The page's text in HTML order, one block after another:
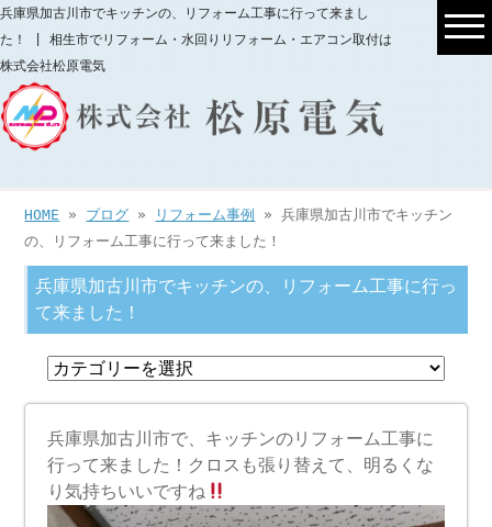
兵庫県加古川市でキッチンの、リフォーム工事に行って来まし
た！ | 相生市でリフォーム・水回りリフォーム・エアコン取付は
株式会社松原電気
HOME » ブログ » リフォーム事例
» 兵庫県加古川市でキッチン
の、リフォーム工事に行って来ました！
兵庫県加古川市でキッチンの、リフォーム工事に行っ
て来ました！
兵庫県加古川市で、キッチンのリフォーム工事に
行って来ました！クロスも張り替えて、明るくな
り気持ちいいですね